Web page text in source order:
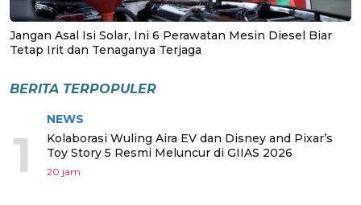
Jangan Asal Isi Solar, Ini 6 Perawatan Mesin Diesel Biar
Tetap Irit dan Tenaganya Terjaga
BERITA TERPOPULER
1
NEWS
Kolaborasi Wuling Aira EV dan Disney and Pixar’s
Toy Story 5 Resmi Meluncur di GIIAS 2026
20 jam